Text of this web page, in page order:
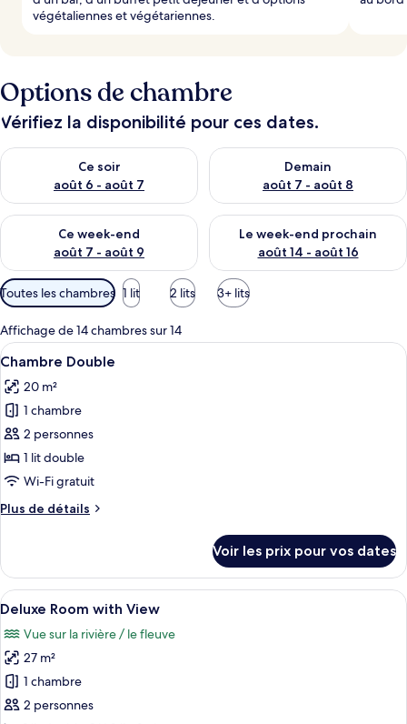
s
végétaliennes et végétariennes.
Options de chambre
Vérifiez la disponibilité pour ces dates.
Ce soir
août 6 - août 7
Vérifier la disponibilité pour ce soir août 6 - août 7
Demain
août 7 - août 8
Vérifier la disponibilité pour
Ce week-end
août 7 - août 9
Vérifier la disponibilité pour ce week-end août 7 - août 9
Le week-end prochain
août 14 - août 16
Vérifier la disponibilité pour
Filtres
disponibles
pour
les
chambres
Toutes les chambres 1 lit 2 lits 3+ lits
Affichage de 14 chambres sur 14
Afficher
toutes
les
photos
pour
ce
type
chambre :
Une chambre d’hôtel moderne
9
Chambre Double
20 m²
1 chambre
2 personnes
1 lit double
Wi-Fi gratuit
Plus de détails
Plus
le
type
de
Chambre
Double
Voir les prix pour vos dates
Afficher
toutes
les
photos
pour
ce
Une chambre d’hôtel moderne,
5
Deluxe Room with View
Vue sur la rivière / le fleuve
27 m²
1 chambre
2 personnes